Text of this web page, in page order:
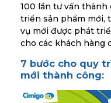
100 lần tư vấn thành
triển sản phẩm mới,
vụ mới được phát
cho các khách hàng
7 bước cho quy
mới thành công: